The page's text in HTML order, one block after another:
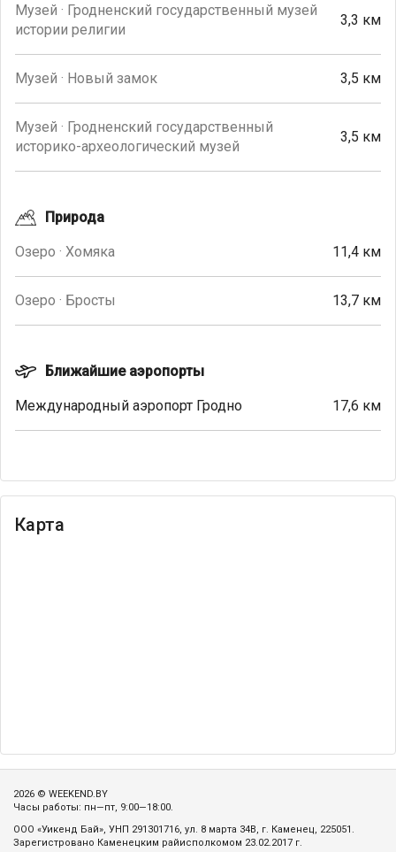
Музей · Гродненский государственный музей
истории религии
3,3 км
Музей · Новый замок 3,5 км
Музей · Гродненский государственный
историко-археологический музей
3,5 км
Природа
Озеро · Хомяка 11,4 км
Озеро · Бросты 13,7 км
Ближайшие аэропорты
Международный аэропорт Гродно 17,6 км
Карта
2026 © WEEKEND.BY
Часы работы: пн—пт, 9:00—18:00.
ООО «Уикенд Бай», УНП 291301716, ул. 8 марта 34В, г. Каменец, 225051.
Зарегистровано Каменецким райисполкомом 23.02.2017 г.